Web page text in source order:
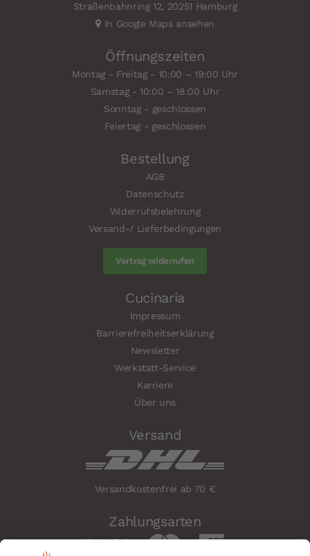
Straßenbahnring 12, 20251 Hamburg
In Google Maps ansehen
Öffnungszeiten
Montag - Freitag - 10:00 – 19:00 Uhr
Samstag - 10:00 – 18:00 Uhr
Sonntag - geschlossen
Feiertag - geschlossen
Bestellung
AGB
Datenschutz
Widerrufsbelehrung
Versand-/ Lieferbedingungen
Vertrag widerrufen
Cucinaria
Impressum
Barrierefreiheitserklärung
Newsletter
Werkstatt-Service
Karriere
Über uns
Versand
Versandkostenfrei ab 70 €
Zahlungsarten